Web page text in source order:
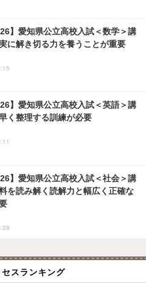
】愛知県公立高校入試＜数学＞講
に解き切る力を養うことが重要
】愛知県公立高校入試＜英語＞講
く整理する訓練が必要
】愛知県公立高校入試＜社会＞講
を読み解く読解力と幅広く正確な
スランキング